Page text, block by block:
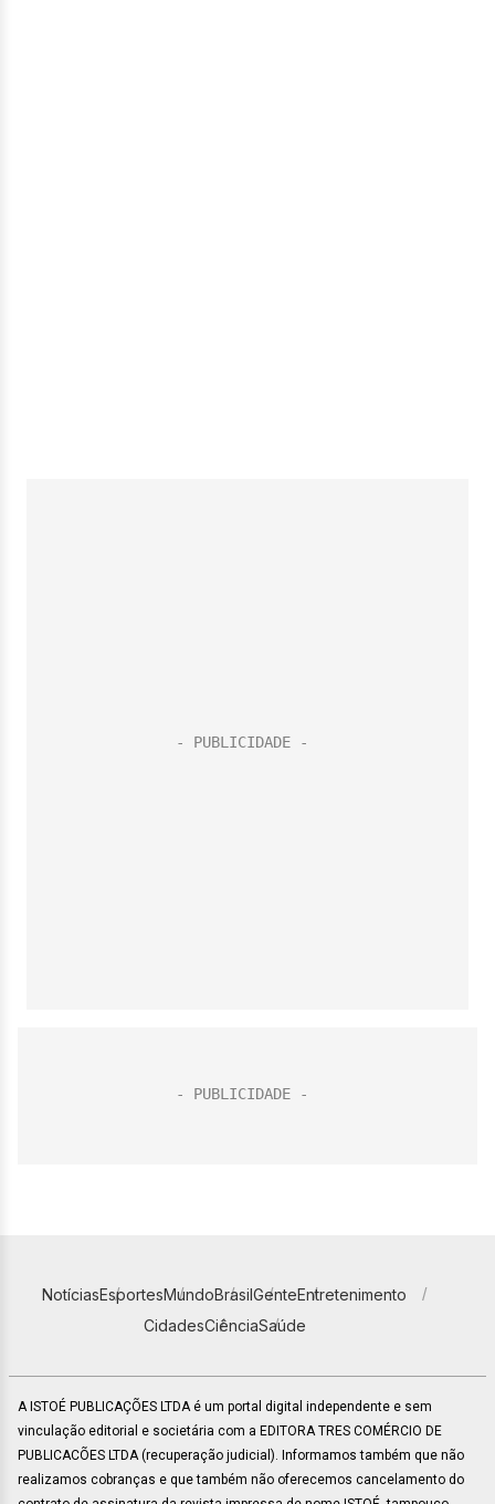
NotíciasEsportesMundoBrasilGenteEntretenimento
CidadesCiênciaSaúde
A ISTOÉ PUBLICAÇÕES LTDA é um portal digital independente e sem
vinculação editorial e societária com a EDITORA TRES COMÉRCIO DE
PUBLICACÕES LTDA (recuperação judicial). Informamos também que não
realizamos cobranças e que também não oferecemos cancelamento do